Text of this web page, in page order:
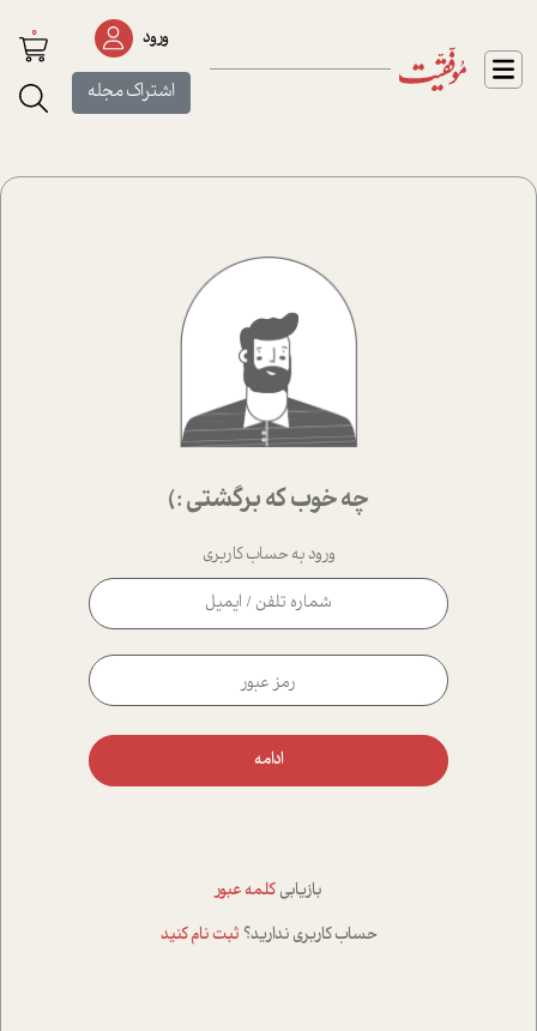
ورود
اشتراک مجله
0
چه خوب که برگشتی :)
ورود به حساب کاربری
ادامه
بازیابی کلمه عبور
حساب کاربری ندارید؟ ثبت نام کنید